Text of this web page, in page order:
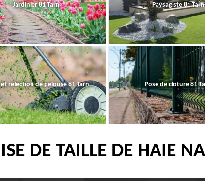
Jardinier 81 Tarn Paysagiste 81 Tarn
réfection de pelouse 81 Tarn Pose de clôture 81
DE TAILLE DE HAIE